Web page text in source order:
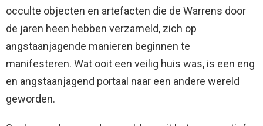
occulte objecten en artefacten die de Warrens door
de jaren heen hebben verzameld, zich op
angstaanjagende manieren beginnen te
manifesteren. Wat ooit een veilig huis was, is een eng
en angstaanjagend portaal naar een andere wereld
geworden.